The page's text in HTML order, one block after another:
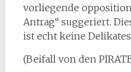
vorliegende
Antrag“ suggeriert.
ist echt keine
(Beifall von den